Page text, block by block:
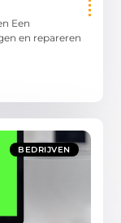
Een
en repareren
BEDRIJVEN